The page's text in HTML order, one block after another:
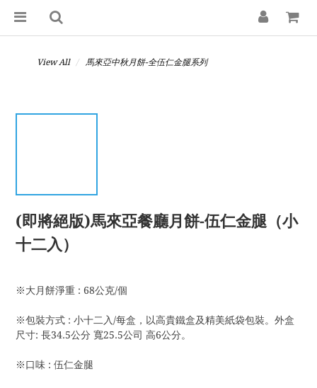
View All 馬來亞中秋月餅-全伍仁金腿系列
(即將絕版)馬來亞餐廳月餅-伍仁金腿（小
十二入）
※大月餅淨重 : 68公克/個
※包裝方式 : 小十二入/每盒，以高貴鐵盒及精美紙袋包裝。外盒
尺寸: 長34.5公分 寬25.5公司 高6公分。
※口味 : 伍仁金腿